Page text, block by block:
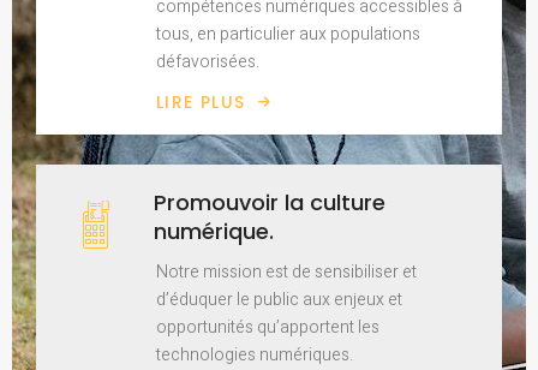
compétences numériques accessibles à
tous, en particulier aux populations
défavorisées.
LIRE PLUS
Promouvoir la culture
numérique.
Notre mission est de sensibiliser et
d’éduquer le public aux enjeux et
opportunités qu’apportent les
technologies numériques.